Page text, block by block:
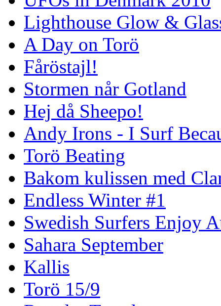
Lighthouse Glow &
A Day on Torö
Fåröstajl!
Stormen når Gotland
Hej då Sheepo!
Andy Irons - I Surf
Torö Beating
Bakom kulissen med
Endless Winter #1
Swedish Surfers Enjoy
Sahara September
Kallis
Torö 15/9